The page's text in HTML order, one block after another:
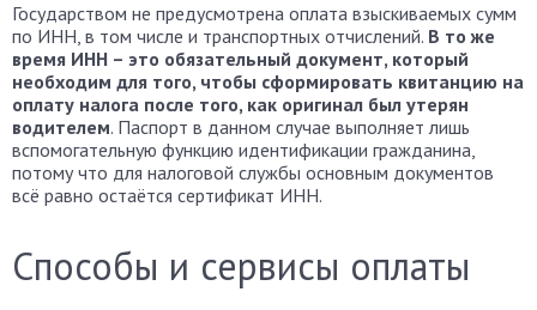
Государством не предусмотрена оплата взыскиваемых сумм
по ИНН, в том числе и транспортных отчислений. В то же
время ИНН – это обязательный документ, который
необходим для того, чтобы сформировать квитанцию на
оплату налога после того, как оригинал был утерян
водителем. Паспорт в данном случае выполняет лишь
вспомогательную функцию идентификации гражданина,
потому что для налоговой службы основным документов
всё равно остаётся сертификат ИНН.
Способы и сервисы оплаты